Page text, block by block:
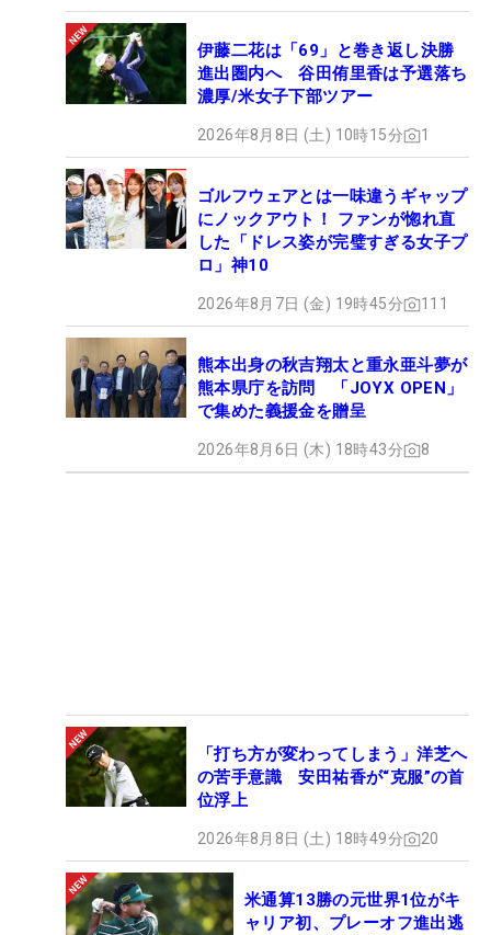
伊藤二花は「69」と巻き返し決勝
進出圏内へ 谷田侑里香は予選落ち
濃厚/米女子下部ツアー
2026年8月8日 (土) 10時15分 1
ゴルフウェアとは一味違うギャップ
にノックアウト！ ファンが惚れ直
した「ドレス姿が完璧すぎる女子プ
ロ」神10
2026年8月7日 (金) 19時45分 111
熊本出身の秋吉翔太と重永亜斗夢が
熊本県庁を訪問 「JOYX OPEN」
で集めた義援金を贈呈
2026年8月6日 (木) 18時43分 8
「打ち方が変わってしまう」洋芝へ
の苦手意識 安田祐香が“克服”の首
位浮上
2026年8月8日 (土) 18時49分 20
米通算13勝の元世界1位がキ
ャリア初、プレーオフ進出逃